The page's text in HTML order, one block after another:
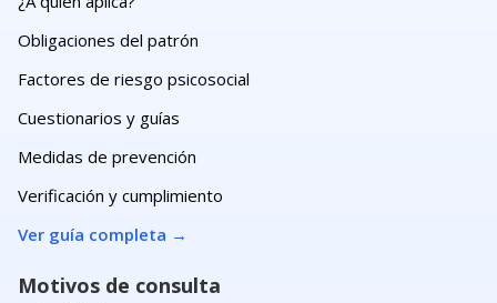
Obligaciones del patrón
Factores de riesgo psicosocial
Cuestionarios y guías
Medidas de prevención
Verificación y cumplimiento
Ver guía completa →
Motivos de consulta